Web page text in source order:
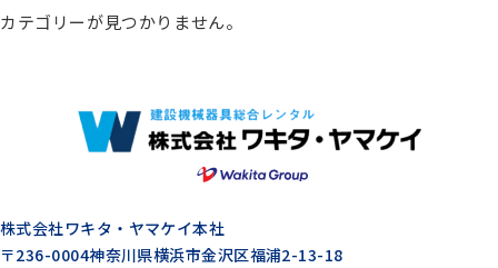
エアードライヤー
ゼネレータ（発電機）
カテゴリーが見つかりません。
株式会社ワキタ・ヤマケイ本社
〒236-0004神奈川県横浜市金沢区福浦2-13-18